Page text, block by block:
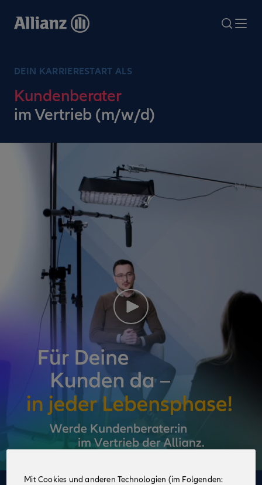
zum
search
DEIN KARRIERESTART ALS
Kundenberater
im Vertrieb (m/w/d)
Mit Cookies und anderen Technologien (im Folgenden: